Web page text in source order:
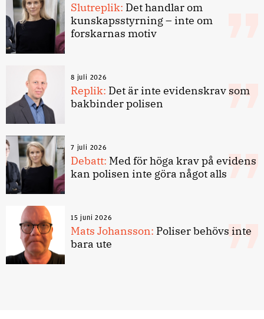
Slutreplik: Det handlar om
kunskapsstyrning – inte om
forskarnas motiv
8 juli 2026
Replik: Det är inte evidenskrav som
bakbinder polisen
7 juli 2026
Debatt: Med för höga krav på evidens
kan polisen inte göra något alls
15 juni 2026
Mats Johansson: Poliser behövs inte
bara ute